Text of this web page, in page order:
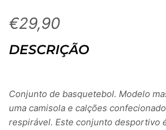
€29,90
DESCRIÇÃO
Conjunto de basquetebol. Modelo
uma camisola e calções
respirável. Este conjunto desportivo